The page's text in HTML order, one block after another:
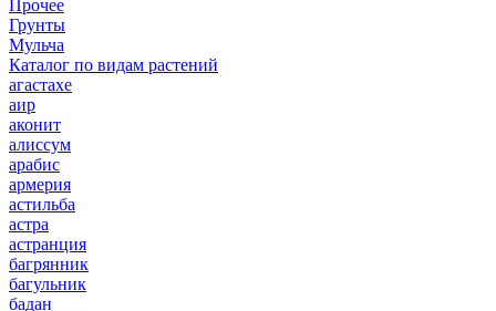
Прочее
Грунты
Мульча
Каталог по видам растений
агастахе
аир
аконит
алиссум
арабис
армерия
астильба
астра
астранция
багрянник
багульник
бадан